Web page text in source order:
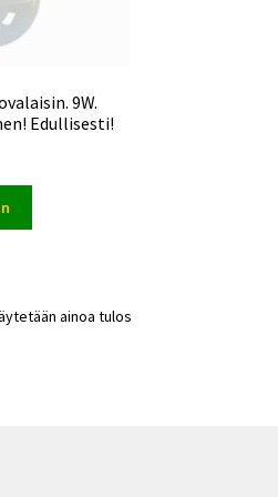
9W.
Edullisesti!
ainoa tulos